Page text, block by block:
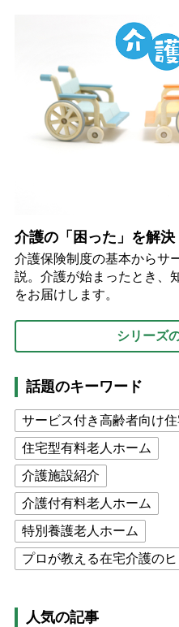
介護の「困った」を解
介護保険制度の基本からサ
説。介護が始まったとき、
をお届けします。
シリーズ
話題のキーワード
サービス付き高齢者向け住
住宅型有料老人ホーム
介護施設紹介
介護付有料老人ホーム
特別養護老人ホーム
プロが教える在宅介護のヒ
高木ブー
ケアマネジャー
人気の記事